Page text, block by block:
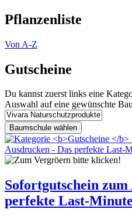
Pflanzenliste
Von A-Z
Gutscheine
Du kannst zuerst links eine
Auswahl auf eine gewünschte
Sofortgutschein
perfekte Last-